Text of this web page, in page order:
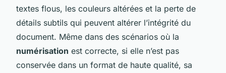
textes flous, les couleurs altérées et la perte de
détails subtils qui peuvent altérer l’intégrité du
document. Même dans des scénarios où la
numérisation est correcte, si elle n’est pas
conservée dans un format de haute qualité, sa